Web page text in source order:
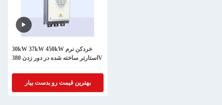
30kW 37kW 450kW خردکن نرم
استارتر ساخته شده در دور زدن 380V
بهترین قیمت رو بدست بیار